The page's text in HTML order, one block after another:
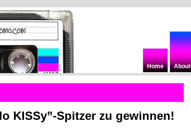
Home About
KISSy”-Spitzer zu gewinnen!